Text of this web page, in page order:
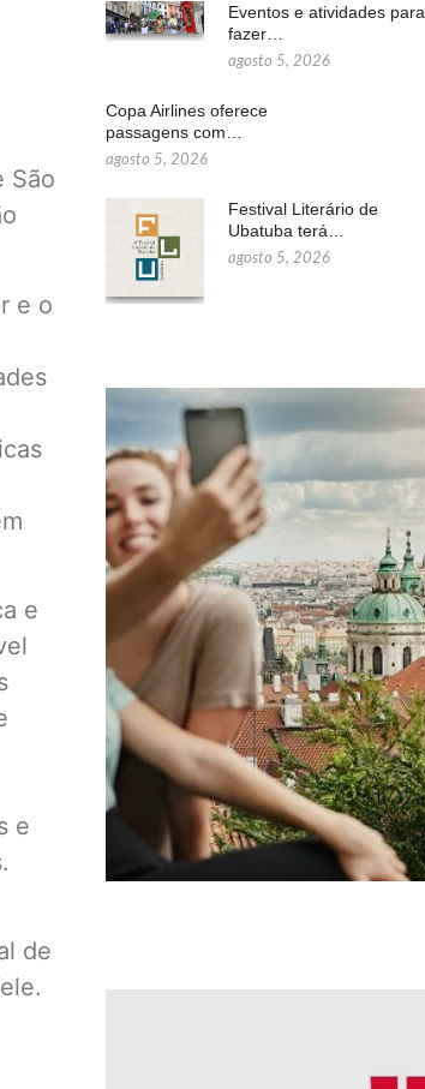
São
e o
e
e
de
Eventos e atividades para
fazer…
agosto 5, 2026
Copa Airlines oferece
passagens com…
agosto 5, 2026
Festival Literário de
Ubatuba terá…
agosto 5, 2026